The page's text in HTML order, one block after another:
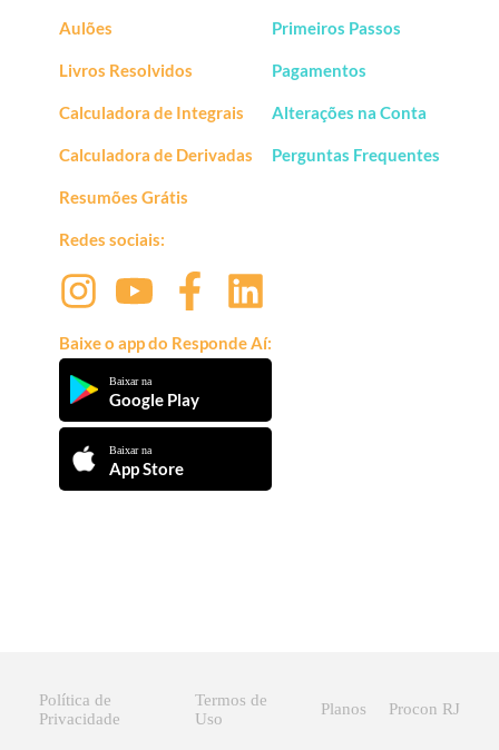
Aulões
Livros Resolvidos
Calculadora de Integrais
Calculadora de Derivadas
Resumões Grátis
Redes sociais:
Baixe o app do Responde Aí:
Baixar na
Google Play
Baixar na
App Store
Primeiros Passos
Pagamentos
Alterações na Conta
Perguntas Frequentes
Política de
Privacidade
Termos de
Uso
Planos Procon RJ